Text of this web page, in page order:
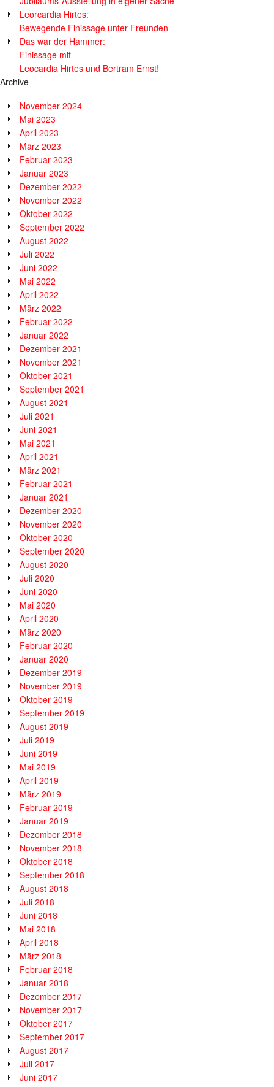
Leorcardia Hirtes:
Bewegende Finissage unter Freunden
Das war der Hammer:
Finissage mit
Leocardia Hirtes und Bertram Ernst!
Archive
November 2024
Mai 2023
April 2023
März 2023
Februar 2023
Januar 2023
Dezember 2022
November 2022
Oktober 2022
September 2022
August 2022
Juli 2022
Juni 2022
Mai 2022
April 2022
März 2022
Februar 2022
Januar 2022
Dezember 2021
November 2021
Oktober 2021
September 2021
August 2021
Juli 2021
Juni 2021
Mai 2021
April 2021
März 2021
Februar 2021
Januar 2021
Dezember 2020
November 2020
Oktober 2020
September 2020
August 2020
Juli 2020
Juni 2020
Mai 2020
April 2020
März 2020
Februar 2020
Januar 2020
Dezember 2019
November 2019
Oktober 2019
September 2019
August 2019
Juli 2019
Juni 2019
Mai 2019
April 2019
März 2019
Februar 2019
Januar 2019
Dezember 2018
November 2018
Oktober 2018
September 2018
August 2018
Juli 2018
Juni 2018
Mai 2018
April 2018
März 2018
Februar 2018
Januar 2018
Dezember 2017
November 2017
Oktober 2017
September 2017
August 2017
Juli 2017
Juni 2017